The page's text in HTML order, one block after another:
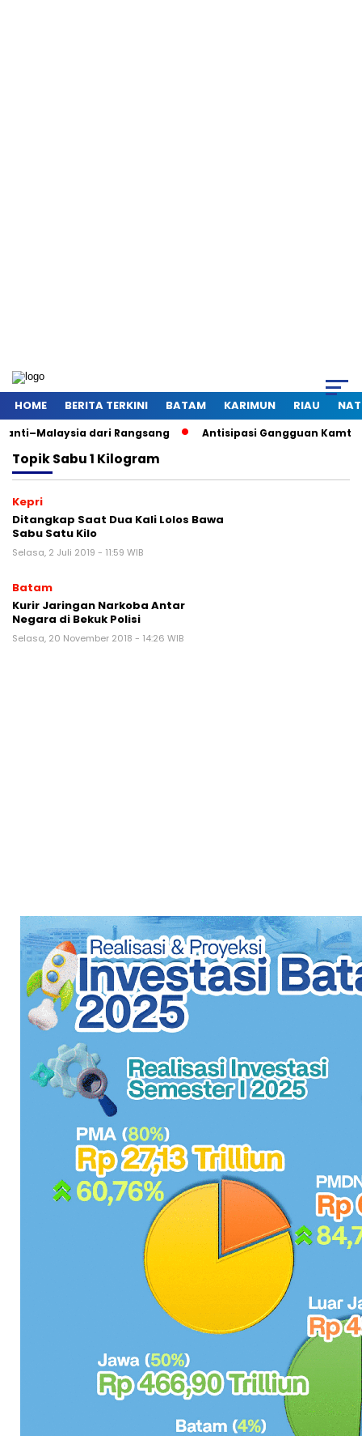
HOME BERITA TERKINI BATAM KARIMUN RIAU
dari Rangsang Antisipasi Gangguan Kamtibmas Saat
TopikSabu 1 Kilogram
Kepri
Ditangkap Saat Dua Kali Lolos Bawa
Sabu Satu Kilo
Selasa, 2 Juli 2019 - 11:59 WIB
Batam
Kurir Jaringan Narkoba Antar
Negara di Bekuk Polisi
Selasa, 20 November 2018 - 14:26 WIB